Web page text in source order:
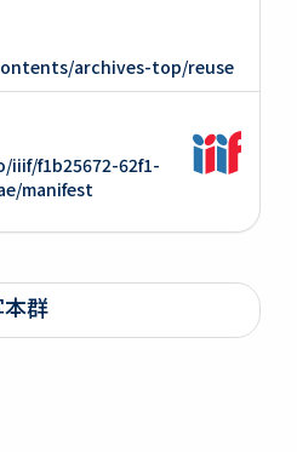
archives-top/reuse
f1b25672-62f1-
manifest
群